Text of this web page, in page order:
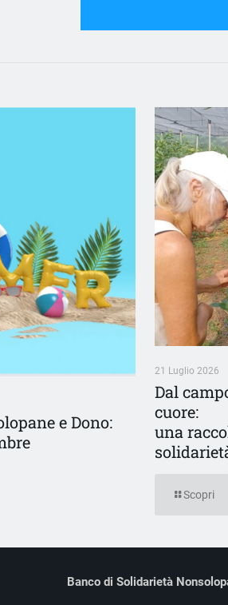
e Dono:
21 Luglio 2026
Dal
cuore:
una
Scopri
Banco di Solidarietà